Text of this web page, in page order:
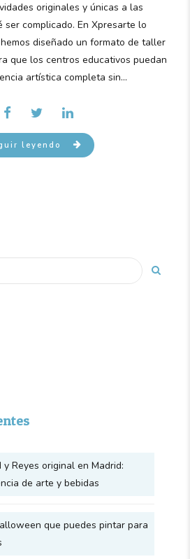
originales y únicas a las
complicado. En Xpresarte lo
diseñado un formato de taller
que los centros educativos puedan
artística completa sin...
leyendo
Reyes original en Madrid:
de arte y bebidas
que puedes pintar para